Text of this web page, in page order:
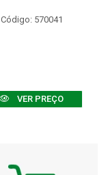
Código: 570041
VER PREÇO